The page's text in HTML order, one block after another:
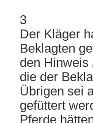
3
Der Kläger
Beklagten
den Hinweis
die der
Übrigen sei
gefüttert
Pferde